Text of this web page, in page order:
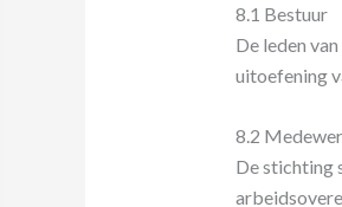
8.1 Bestuur
De leden
uitoefening
8.2
De stichting